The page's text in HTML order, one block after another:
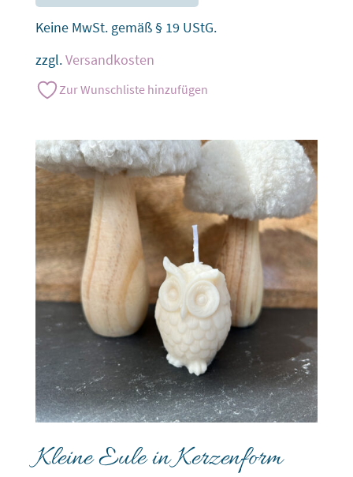
Keine MwSt. gemäß § 19 UStG.
zzgl.Versandkosten
Zur Wunschliste hinzufügen
Kleine Eule in Kerzenform